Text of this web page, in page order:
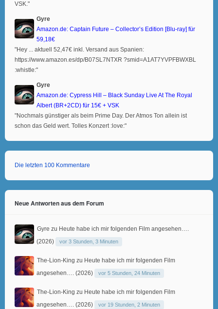
VSK."
Gyre
Amazon.de: Captain Future – Collector’s Edition [Blu-ray] für
59,18€
"Hey ... aktuell 52,47€ inkl. Versand aus Spanien:
https://www.amazon.es/dp/B07SL7NTXR ?smid=A1AT7YVPFBWXBL
:whistle:"
Gyre
Amazon.de: Cypress Hill – Black Sunday Live At The Royal
Albert (BR+2CD) für 15€ + VSK
"Nochmals günstiger als beim Prime Day. Der Atmos Ton allein ist
schon das Geld wert. Tolles Konzert :love:"
Die letzten 100 Kommentare
Neue Antworten aus dem Forum
Gyre zu Heute habe ich mir folgenden Film angesehen….
(2026)
vor 3 Stunden, 3 Minuten
The-Lion-King zu Heute habe ich mir folgenden Film
angesehen…. (2026)
vor 5 Stunden, 24 Minuten
The-Lion-King zu Heute habe ich mir folgenden Film
angesehen…. (2026)
vor 19 Stunden, 2 Minuten